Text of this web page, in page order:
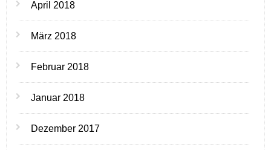
April 2018
März 2018
Februar 2018
Januar 2018
Dezember 2017